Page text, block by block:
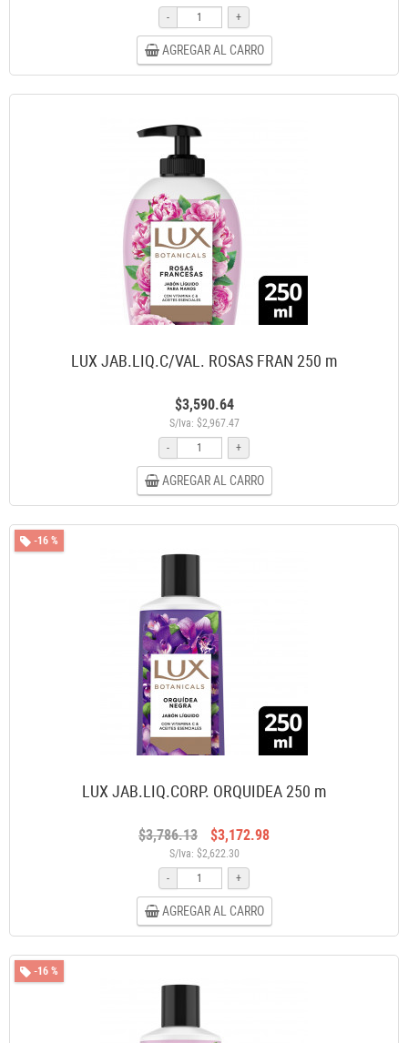
-
+
AGREGAR AL CARRO
LUX JAB.LIQ.C/VAL. ROSAS FRAN 250 m
$3,590.64
S/Iva: $2,967.47
-
+
AGREGAR AL CARRO
-16 %
LUX JAB.LIQ.CORP. ORQUIDEA 250 m
$3,786.13 $3,172.98
S/Iva: $2,622.30
-
+
AGREGAR AL CARRO
-16 %